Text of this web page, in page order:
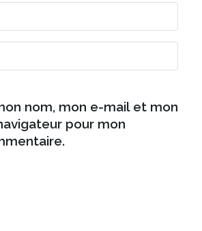
nom, mon e-mail et mon
pour mon